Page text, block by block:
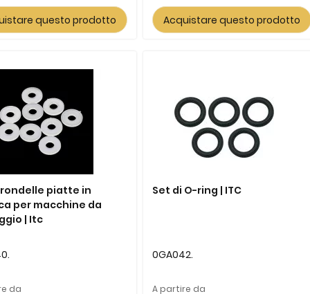
questo prodotto Acquistare questo prodotto
piatte in
per macchine da
| Itc
da
Set di O-ring | ITC
0GA042.
A partire da